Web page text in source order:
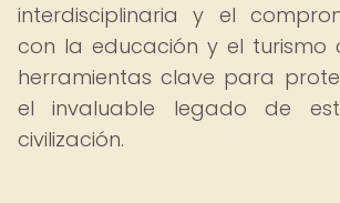
interdisciplinaria y el
con la educación y el turismo
herramientas clave para
el invaluable legado de
civilización.